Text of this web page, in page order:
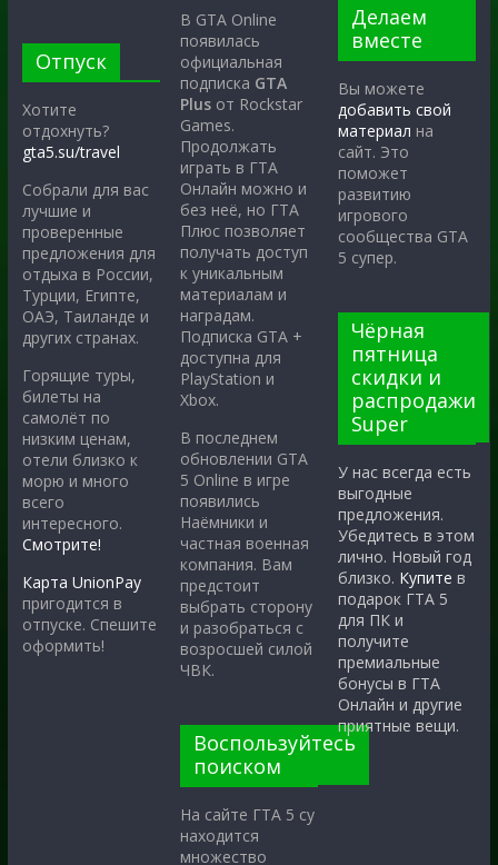
Отпуск
Хотите
отдохнуть?
gta5.su/travel
Собрали для вас
лучшие и
проверенные
предложения для
отдыха в России,
Турции, Египте,
ОАЭ, Таиланде и
других странах.
Горящие туры,
билеты на
самолёт по
низким ценам,
отели близко к
морю и много
всего
интересного.
Смотрите!
Карта UnionPay
пригодится в
отпуске. Спешите
оформить!
В GTA Online
появилась
официальная
подписка GTA
Plus от Rockstar
Games.
Продолжать
играть в ГТА
Онлайн можно и
без неё, но ГТА
Плюс позволяет
получать доступ
к уникальным
материалам и
наградам.
Подписка GTA +
доступна для
PlayStation и
Xbox.
В последнем
обновлении GTA
5 Online в игре
появились
Наёмники и
частная военная
компания. Вам
предстоит
выбрать сторону
и разобраться с
возросшей силой
ЧВК.
Воспользуйтесь
поиском
На сайте ГТА 5 су
находится
множество
Делаем
вместе
Вы можете
добавить свой
материал на
сайт. Это
поможет
развитию
игрового
сообщества GTA
5 супер.
Чёрная
пятница
скидки и
распродажи
Super
У нас всегда есть
выгодные
предложения.
Убедитесь в этом
лично. Новый год
близко. Купите в
подарок ГТА 5
для ПК и
получите
премиальные
бонусы в ГТА
Онлайн и другие
приятные вещи.